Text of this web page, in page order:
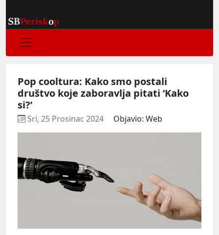
Pop cooltura: Kako smo postali
društvo koje zaboravlja pitati ‘Kako
si?’
Sri, 25 Prosinac 2024 Objavio: Web